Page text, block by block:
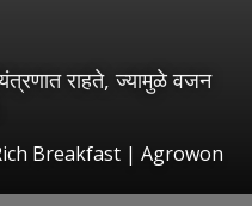
राहते, ज्यामुळे वजन
Breakfast | Agrowon